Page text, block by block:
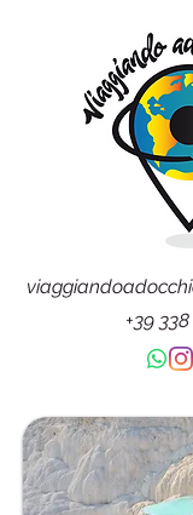
+39